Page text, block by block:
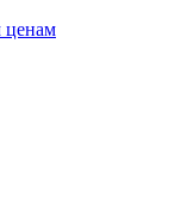
ценам